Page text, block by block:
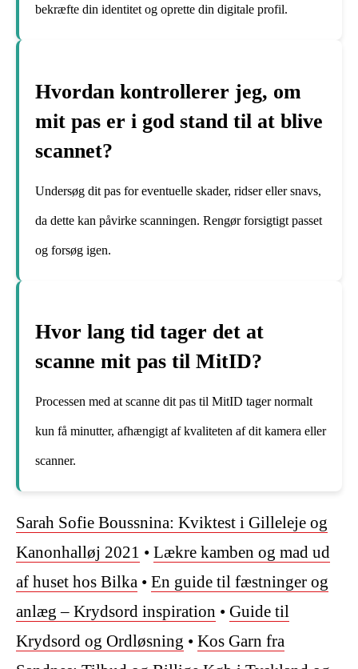
bekræfte din identitet og oprette din digitale profil.
Hvordan kontrollerer jeg, om
mit pas er i god stand til at blive
scannet?
Undersøg dit pas for eventuelle skader, ridser eller snavs,
da dette kan påvirke scanningen. Rengør forsigtigt passet
og forsøg igen.
Hvor lang tid tager det at
scanne mit pas til MitID?
Processen med at scanne dit pas til MitID tager normalt
kun få minutter, afhængigt af kvaliteten af dit kamera eller
scanner.
Sarah Sofie Boussnina: Kviktest i Gilleleje og
Kanonhalløj 2021 • Lækre kamben og mad ud
af huset hos Bilka • En guide til fæstninger og
anlæg – Krydsord inspiration • Guide til
Krydsord og Ordløsning • Kos Garn fra